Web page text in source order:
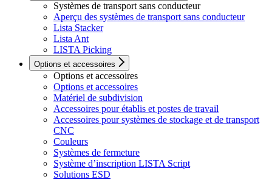
Systèmes de transport sans conducteur
Aperçu des systèmes de transport sans conducteur
Lista Stacker
Lista Ant
LISTA Picking
Options et accessoires
Options et accessoires
Options et accessoires
Matériel de subdivision
Accessoires pour établis et postes de travail
Accessoires pour systèmes de stockage et de transport
CNC
Couleurs
Systèmes de fermeture
Système d’inscription LISTA Script
Solutions ESD